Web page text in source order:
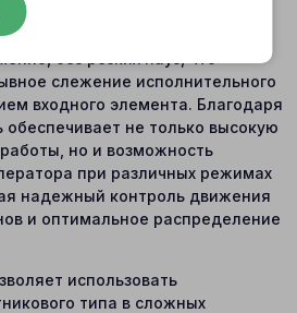
и рычагов. В реальной
и «выхода» происходят
без резких пауз, что
слежение исполнительного
входного элемента. Благодаря
обеспечивает не только высокую
но и возможность
при различных режимах
надежный контроль движения
и оптимальное распределение
использовать
типа в сложных